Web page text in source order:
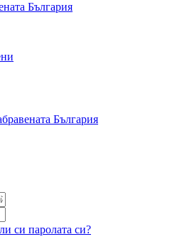
България
си паролата си?